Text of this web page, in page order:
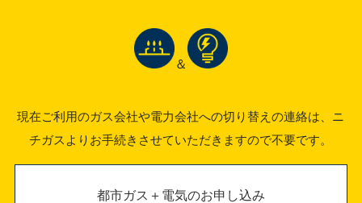
＆
現在ご利用のガス会社や電力会社への切り替えの連絡は、ニ
チガスよりお手続きさせていただきますので不要です。
都市ガス＋電気のお申し込み